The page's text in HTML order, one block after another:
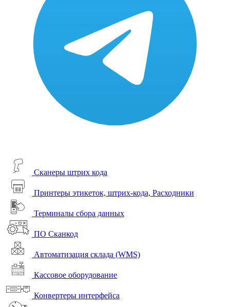
Сканеры штрих кода
Принтеры этикеток, штрих-кода, Расходники
Терминалы сбора данных
ПО Сканкод
Автоматизация склада (WMS)
Кассовое оборудование
Конвертеры интерфейса